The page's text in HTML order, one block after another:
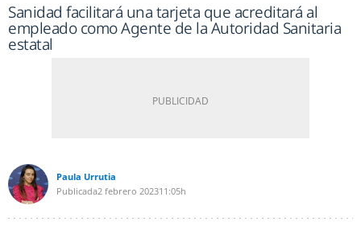
Sanidad facilitará una tarjeta que acreditará al
empleado como Agente de la Autoridad Sanitaria
estatal
Paula Urrutia
Publicada2 febrero 202311:05h